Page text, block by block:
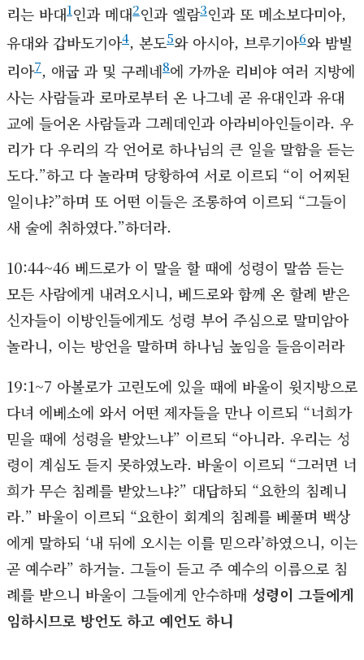
리는 바대1인과 메대2인과 엘람3인과 또 메소보다미아,
유대와 갑바도기아4, 본도5와 아시아, 브루기아6와 밤빌
리아7, 애굽 과 및 구레네8에 가까운 리비야 여러 지방에
사는 사람들과 로마로부터 온 나그네 곧 유대인과 유대
교에 들어온 사람들과 그레데인과 아라비아인들이라. 우
리가 다 우리의 각 언어로 하나님의 큰 일을 말함을 듣는
도다.”하고 다 놀라며 당황하여 서로 이르되 “이 어찌된
일이냐?”하며 또 어떤 이들은 조롱하여 이르되 “그들이
새 술에 취하였다.”하더라.
10:44~46 베드로가 이 말을 할 때에 성령이 말씀 듣는
모든 사람에게 내려오시니, 베드로와 함께 온 할례 받은
신자들이 이방인들에게도 성령 부어 주심으로 말미암아
놀라니, 이는 방언을 말하며 하나님 높임을 들음이러라
19:1~7 아볼로가 고린도에 있을 때에 바울이 윗지방으로
다녀 에베소에 와서 어떤 제자들을 만나 이르되 “너희가
믿을 때에 성령을 받았느냐” 이르되 “아니라. 우리는 성
령이 계심도 듣지 못하였노라. 바울이 이르되 “그러면 너
희가 무슨 침례를 받았느냐?” 대답하되 “요한의 침례니
라.” 바울이 이르되 “요한이 회계의 침례를 베풀며 백상
에게 말하되 ‘내 뒤에 오시는 이를 믿으라’하였으니, 이는
곧 예수라” 하거늘. 그들이 듣고 주 예수의 이름으로 침
례를 받으니 바울이 그들에게 안수하매 성령이 그들에게
임하시므로 방언도 하고 예언도 하니